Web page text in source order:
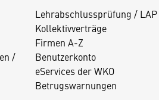
/
Lehrabschlussprüfung / LAP
Kollektivverträge
Firmen A-Z
Benutzerkonto
eServices der WKO
Betrugswarnungen